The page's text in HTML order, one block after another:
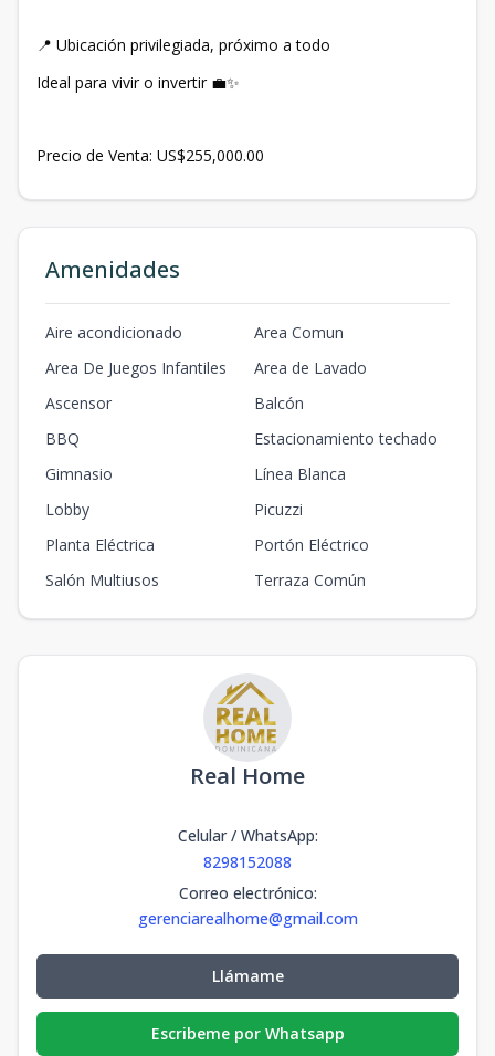
📍 Ubicación privilegiada, próximo a todo
Ideal para vivir o invertir 💼✨
Precio de Venta: US$255,000.00
Amenidades
Aire acondicionado
Area Comun
Area De Juegos Infantiles
Area de Lavado
Ascensor
Balcón
BBQ
Estacionamiento techado
Gimnasio
Línea Blanca
Lobby
Picuzzi
Planta Eléctrica
Portón Eléctrico
Salón Multiusos
Terraza Común
Real Home
Celular / WhatsApp:
8298152088
Correo electrónico:
gerenciarealhome@gmail.com
Llámame
Escribeme por Whatsapp